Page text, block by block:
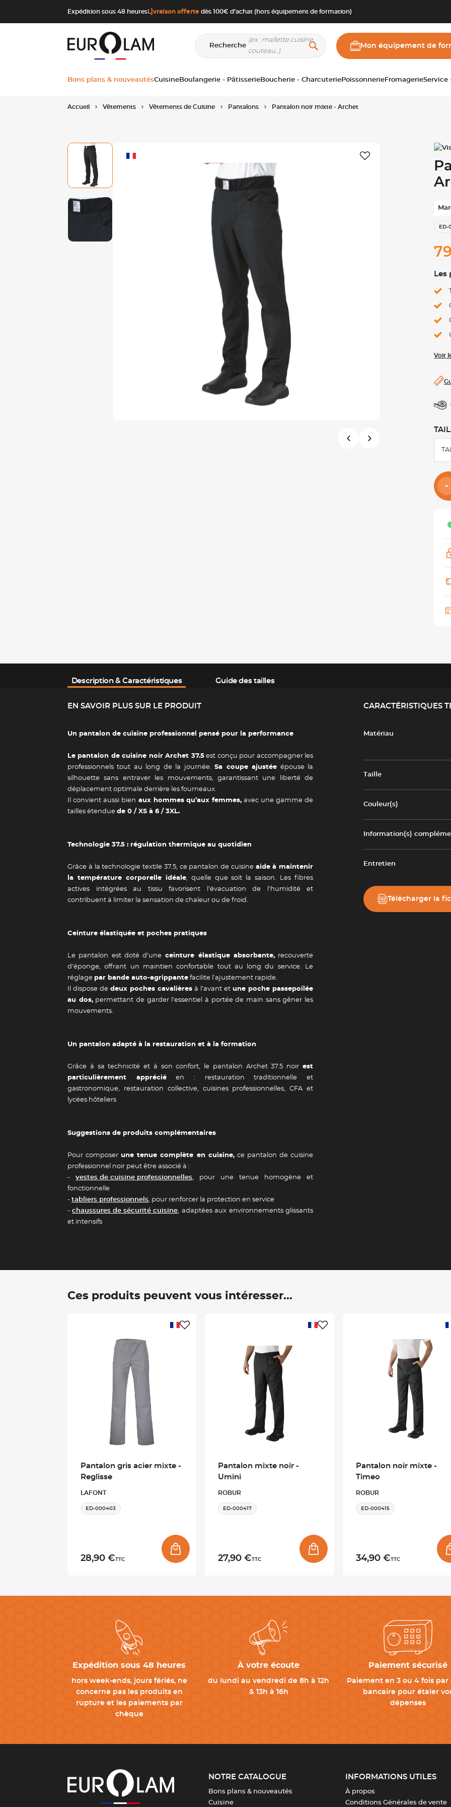
Expédition sous 48 heures Livraison offerte dès 100€ d’achat (hors équipement de formation)
Recherche Mon équipement de
Bons plans & nouveautésCuisine Boulangerie - Pâtisserie Boucherie - Charcuterie Poissonnerie FromagerieService
Accueil Vêtements Vêtements de Cuisine Pantalons Pantalon noir mixte - Archet
ED-
Les
Voir
Description & Caractéristiques Guide des tailles
EN SAVOIR PLUS SUR LE PRODUIT
Un pantalon de cuisine professionnel pensé pour la performance
Le pantalon de cuisine noir Archet 37.5est conçu pour accompagner les
professionnels tout au long de la journée.Sa coupe ajustée épouse la
silhouette sans entraver les mouvements, garantissant une liberté de
déplacement optimale derrière les fourneaux.
Il convient aussi bien aux hommes qu’aux femmes, avec une gamme de
tailles étendue de 0 / XS à 6 / 3XL.
Technologie 37.5 : régulation thermique au quotidien
Grâce à la technologie textile 37.5, ce pantalon de cuisine aide à maintenir
la température corporelle idéale, quelle que soit la saison. Les fibres
actives intégrées au tissu favorisent l’évacuation de l’humidité et
contribuent à limiter la sensation de chaleur ou de froid.
Ceinture élastiquée et poches pratiques
Le pantalon est doté d’une ceinture élastique absorbante,recouverte
d’éponge, offrant un maintien confortable tout au long du service. Le
réglage par bande auto-agrippante facilite l’ajustement rapide.
Il dispose de deux poches cavalières à l’avant et une poche passepoilée
au dos,permettant de garder l’essentiel à portée de main sans gêner les
mouvements.
Un pantalon adapté à la restauration et à la formation
Grâce à sa technicité et à son confort, le pantalon Archet 37.5 noir est
particulièrement appréciéen : restauration traditionnelle et
gastronomique, restauration collective, cuisines professionnelles, CFA et
lycées hôteliers
Suggestions de produits complémentaires
Pour composerune tenue complète en cuisine,ce pantalon de cuisine
professionnel noir peut être associé à :
- vestes de cuisine professionnelles, pour une tenue homogène et
fonctionnelle
- tabliers professionnels, pour renforcer la protection en service
-chaussures de sécurité cuisine, adaptées aux environnements glissants
et intensifs
CARACTÉRISTIQUES
Matériau
Taille
Couleur(s)
Information(s)
Entretien
Télécharger la
Guide des tailles
Ces produits peuvent vous intéresser...
Pantalon gris acier mixte -
Reglisse
LAFONT
ED-000403
28,90 €TTC
Pantalon mixte noir -
Umini
ROBUR
ED-000417
27,90 €TTC
Pantalon noir mixte -
Timeo
ROBUR
ED-000415
34,90 €TTC
Expédition sous 48 heures
hors week-ends, jours fériés, ne
concerne pas les produits en
rupture et les paiements par
chèque
À votre écoute
du lundi au vendredi de 8h à 12h
& 13h à 16h
Paiement sécurisé
Paiement en 3 ou 4 fois par
bancaire pour étaler
dépenses
NOTRE CATALOGUE
Bons plans & nouveautés
Cuisine
INFORMATIONS UTILES
À propos
Conditions Générales de vente
Newsletter
Adresse e-mail *